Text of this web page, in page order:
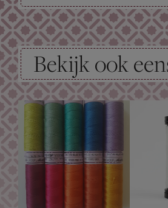
Bekijk ook